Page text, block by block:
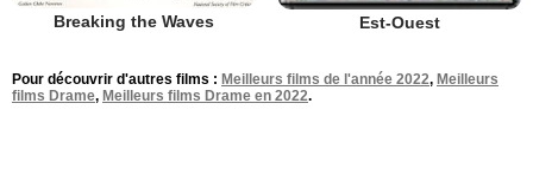
Breaking the Waves Est-Ouest
Pour découvrir d'autres films : Meilleurs films de l'année 2022, Meilleurs
films Drame, Meilleurs films Drame en 2022.